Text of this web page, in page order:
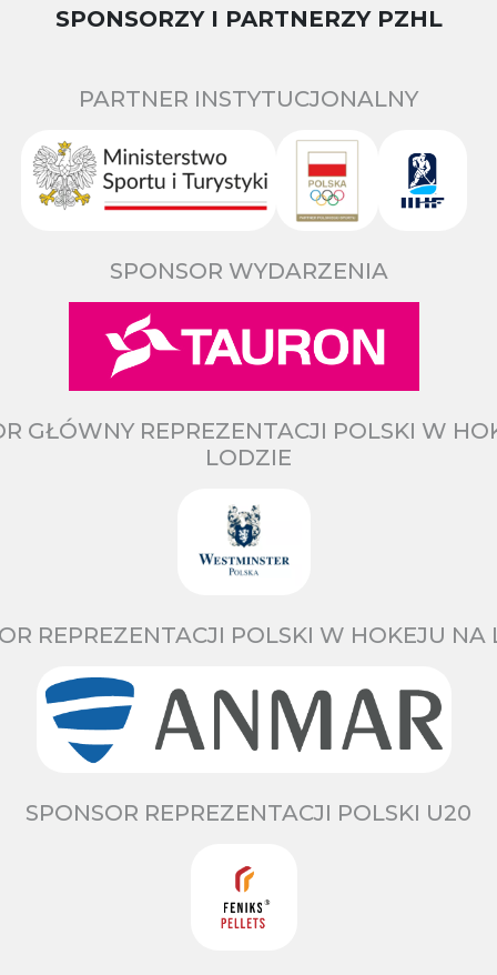
SPONSORZY I PARTNERZY PZHL
PARTNER INSTYTUCJONALNY
SPONSOR WYDARZENIA
GŁÓWNY REPREZENTACJI POLSKI W
LODZIE
REPREZENTACJI POLSKI W HOKEJU NA
SPONSOR REPREZENTACJI POLSKI U20